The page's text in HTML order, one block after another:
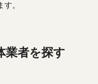
。
業者を探す